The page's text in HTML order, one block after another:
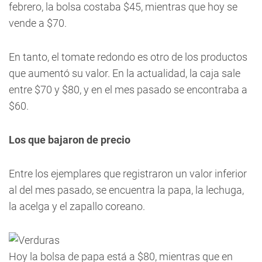
febrero, la bolsa costaba $45, mientras que hoy se
vende a $70.
En tanto, el tomate redondo es otro de los productos
que aumentó su valor. En la actualidad, la caja sale
entre $70 y $80, y en el mes pasado se encontraba a
$60.
Los que bajaron de precio
Entre los ejemplares que registraron un valor inferior
al del mes pasado, se encuentra la papa, la lechuga,
la acelga y el zapallo coreano.
Hoy la bolsa de papa está a $80, mientras que en